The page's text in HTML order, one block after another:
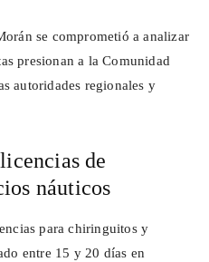
se comprometió a analizar
presionan a la Comunidad
autoridades regionales y
de
náuticos
para chiringuitos y
entre 15 y 20 días en